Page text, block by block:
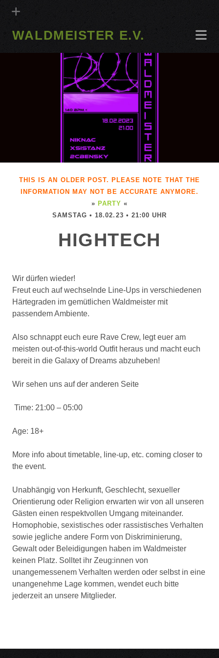
WALDMEISTER E.V.
THIS IS AN OLDER POST. PLEASE NOTE THAT THE
INFORMATION MAY NOT BE ACCURATE ANYMORE.
» PARTY «
SAMSTAG • 18.02.23 • 21:00 UHR
HIGHTECH
Wir dürfen wieder!
Freut euch auf wechselnde Line-Ups in verschiedenen
Härtegraden im gemütlichen Waldmeister mit
passendem Ambiente.
Also schnappt euch eure Rave Crew, legt euer am
meisten out-of-this-world Outfit heraus und macht euch
bereit in die Galaxy of Dreams abzuheben!
Wir sehen uns auf der anderen Seite
Time: 21:00 – 05:00
Age: 18+
More info about timetable, line-up, etc. coming closer to
the event.
Unabhängig von Herkunft, Geschlecht, sexueller
Orientierung oder Religion erwarten wir von all unseren
Gästen einen respektvollen Umgang miteinander.
Homophobie, sexistisches oder rassistisches Verhalten
sowie jegliche andere Form von Diskriminierung,
Gewalt oder Beleidigungen haben im Waldmeister
keinen Platz. Solltet ihr Zeug:innen von
unangemessenem Verhalten werden oder selbst in eine
unangenehme Lage kommen, wendet euch bitte
jederzeit an unsere Mitglieder.